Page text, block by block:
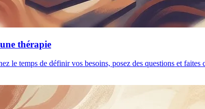
thérapie
le temps de définir vos besoins, posez des questions et